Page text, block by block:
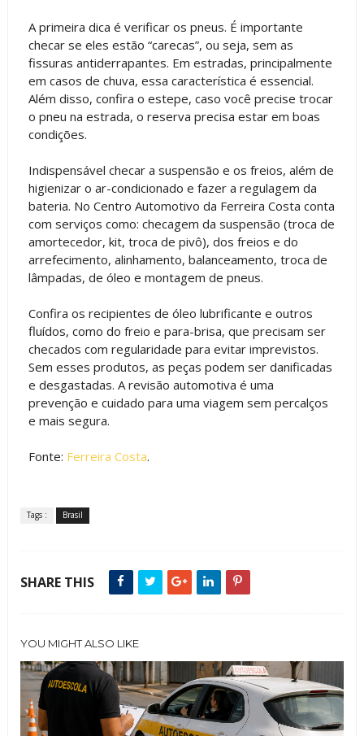
A primeira dica é verificar os pneus. É importante
checar se eles estão “carecas”, ou seja, sem as
fissuras antiderrapantes. Em estradas, principalmente
em casos de chuva, essa característica é essencial.
Além disso, confira o estepe, caso você precise trocar
o pneu na estrada, o reserva precisa estar em boas
condições.
Indispensável checar a suspensão e os freios, além de
higienizar o ar-condicionado e fazer a regulagem da
bateria. No Centro Automotivo da Ferreira Costa conta
com serviços como: checagem da suspensão (troca de
amortecedor, kit, troca de pivô), dos freios e do
arrefecimento, alinhamento, balanceamento, troca de
lâmpadas, de óleo e montagem de pneus.
Confira os recipientes de óleo lubrificante e outros
fluídos, como do freio e para-brisa, que precisam ser
checados com regularidade para evitar imprevistos.
Sem esses produtos, as peças podem ser danificadas
e desgastadas. A revisão automotiva é uma
prevenção e cuidado para uma viagem sem percalços
e mais segura.
Fonte: Ferreira Costa.
Tags : Brasil
SHARE THIS
YOU MIGHT ALSO LIKE